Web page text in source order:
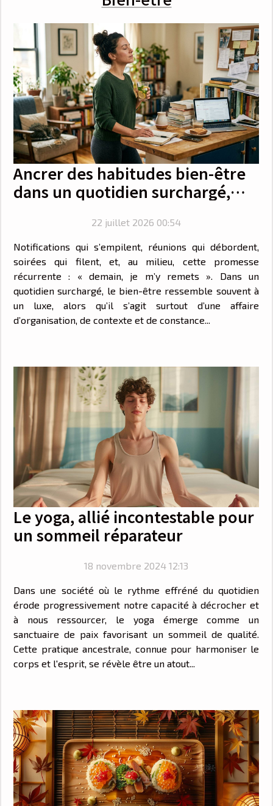
Ancrer des habitudes bien-être
dans un quotidien surchargé,
22 juillet 2026 00:54
Notifications qui s’empilent, réunions qui débordent,
soirées qui filent, et, au milieu, cette promesse
récurrente : « demain, je m’y remets ». Dans un
quotidien surchargé, le bien-être ressemble souvent à
un luxe, alors qu’il s’agit surtout d’une affaire
d’organisation, de contexte et de constance...
Le yoga, allié incontestable pour
un sommeil réparateur
18 novembre 2024 12:13
Dans une société où le rythme effréné du quotidien
érode progressivement notre capacité à décrocher et
à nous ressourcer, le yoga émerge comme un
sanctuaire de paix favorisant un sommeil de qualité.
Cette pratique ancestrale, connue pour harmoniser le
corps et l'esprit, se révèle être un atout...